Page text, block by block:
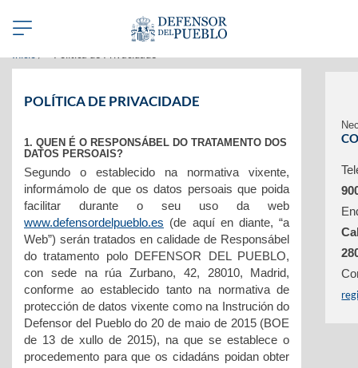
Abrir/Cerrar
navegación
POLÍTICA DE PRIVACIDADE
1. QUEN É O RESPONSÁBEL DO TRATAMENTO DOS
DATOS PERSOAIS?
Segundo o establecido na normativa vixente,
informámolo de que os datos persoais que poida
facilitar durante o seu uso da web
www.defensordelpueblo.es (de aquí en diante, “a
Web”) serán tratados en calidade de Responsábel
do tratamento polo DEFENSOR DEL PUEBLO,
con sede na rúa Zurbano, 42, 28010, Madrid,
conforme ao establecido tanto na normativa de
protección de datos vixente como na Instrución do
Defensor del Pueblo do 20 de maio de 2015 (BOE
de 13 de xullo de 2015), na que se establece o
procedemento para que os cidadáns poidan obter